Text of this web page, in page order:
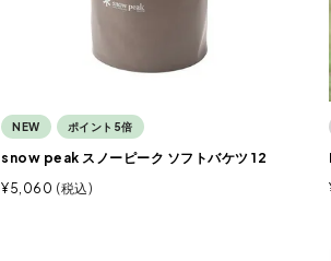
NEW ポイント5倍
snow peak スノーピーク ソフトバケツ 12
¥5,060 税込